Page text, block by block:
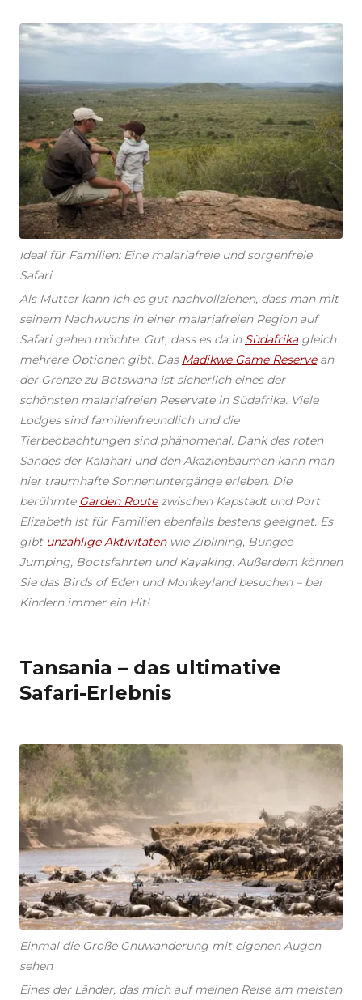
Ideal für Familien: Eine malariafreie und sorgenfreie
Safari
Als Mutter kann ich es gut nachvollziehen, dass man mit
seinem Nachwuchs in einer malariafreien Region auf
Safari gehen möchte. Gut, dass es da in Südafrikagleich
mehrere Optionen gibt. Das Madikwe Game Reservean
der Grenze zu Botswana ist sicherlich eines der
schönsten malariafreien Reservate in Südafrika. Viele
Lodges sind familienfreundlich und die
Tierbeobachtungen sind phänomenal. Dank des roten
Sandes der Kalahari und den Akazienbäumen kann man
hier traumhafte Sonnenuntergänge erleben. Die
berühmte Garden Routezwischen Kapstadt und Port
Elizabeth ist für Familien ebenfalls bestens geeignet. Es
gibt unzählige Aktivitätenwie Ziplining, Bungee
Jumping, Bootsfahrten und Kayaking. Außerdem können
Sie das Birds of Eden und Monkeyland besuchen – bei
Kindern immer ein Hit!
Tansania – das ultimative
Safari-Erlebnis
Einmal die Große Gnuwanderung mit eigenen Augen
sehen
Eines der Länder, das mich auf meinen Reise am meisten